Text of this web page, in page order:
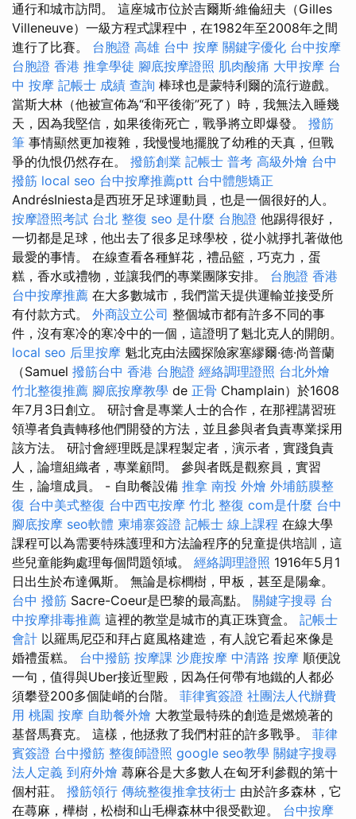
通行和城市訪問。 這座城市位於吉爾斯·維倫紐夫（Gilles
Villeneuve）一級方程式課程中，在1982年至2008年之間
進行了比賽。 台胞證 高雄 台中 按摩 關鍵字優化 台中按摩
台胞證 香港 推拿學徒 腳底按摩證照 肌肉酸痛 大甲按摩 台
中 按摩 記帳士 成績 查詢 棒球也是蒙特利爾的流行遊戲。
當斯大林（他被宣佈為“和平後衛”死了）時，我無法入睡幾
天，因為我堅信，如果後衛死亡，戰爭將立即爆發。 撥筋
筆 事情顯然更加複雜，我慢慢地擺脫了幼稚的天真，但戰
爭的仇恨仍然存在。 撥筋創業 記帳士 普考 高級外燴 台中
撥筋 local seo 台中按摩推薦ptt 台中體態矯正
AndrésIniesta是西班牙足球運動員，也是一個很好的人。
按摩證照考試 台北 整復 seo 是什麼 台胞證 他踢得很好，
一切都是足球，他出去了很多足球學校，從小就掙扎著做他
最愛的事情。 在線查看各種鮮花，禮品籃，巧克力，蛋
糕，香水或禮物，並讓我們的專業團隊安排。 台胞證 香港
台中按摩推薦 在大多數城市，我們當天提供運輸並接受所
有付款方式。 外商設立公司 整個城市都有許多不同的事
件，沒有寒冷的寒冷中的一個，這證明了魁北克人的開朗。
local seo 后里按摩 魁北克由法國探險家塞繆爾·德·尚普蘭
（Samuel 撥筋台中 香港 台胞證 經絡調理證照 台北外燴
竹北整復推薦 腳底按摩教學 de 正骨 Champlain）於1608
年7月3日創立。 研討會是專業人士的合作，在那裡講習班
領導者負責轉移他們開發的方法，並且參與者負責專業採用
該方法。 研討會經理既是課程製定者，演示者，實踐負責
人，論壇組織者，專業顧問。 參與者既是觀察員，實習
生，論壇成員。 - 自助餐設備 推拿 南投 外燴 外埔筋膜整
復 台中美式整復 台中西屯按摩 竹北 整復 com是什麼 台中
腳底按摩 seo軟體 柬埔寨簽證 記帳士 線上課程 在線大學
課程可以為需要特殊護理和方法論程序的兒童提供培訓，這
些兒童能夠處理每個問題領域。 經絡調理證照 1916年5月1
日出生於布達佩斯。 無論是棕櫚樹，甲板，甚至是陽傘。
台中 撥筋 Sacre-Coeur是巴黎的最高點。 關鍵字搜尋 台
中按摩排毒推薦 這裡的教堂是城市的真正珠寶盒。 記帳士
會計 以羅馬尼亞和拜占庭風格建造，有人說它看起來像是
婚禮蛋糕。 台中撥筋 按摩課 沙鹿按摩 中清路 按摩 順便說
一句，值得與Uber接近聖殿，因為任何帶有地鐵的人都必
須攀登200多個陡峭的台階。 菲律賓簽證 社團法人代辦費
用 桃園 按摩 自助餐外燴 大教堂最特殊的創造是燃燒著的
基督馬賽克。 這樣，他拯救了我們村莊的許多戰爭。 菲律
賓簽證 台中撥筋 整復師證照 google seo教學 關鍵字搜尋
法人定義 到府外燴 蕁麻谷是大多數人在匈牙利參觀的第十
個村莊。 撥筋領行 傳統整復推拿技術士 由於許多森林，它
在蕁麻，樺樹，松樹和山毛櫸森林中很受歡迎。 台中按摩